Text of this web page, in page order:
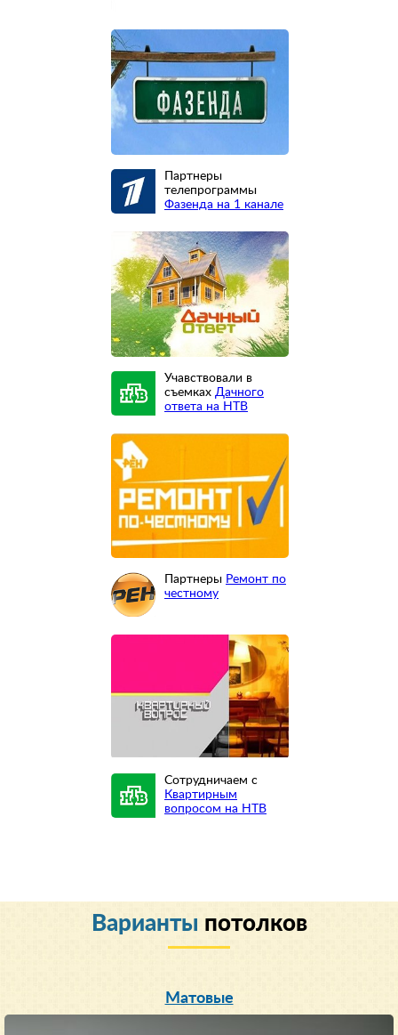
Партнеры
телепрограммы
Фазенда на 1 канале
Учавствовали в
съемках Дачного
ответа на НТВ
Партнеры Ремонт по
честному
Сотрудничаем с
Квартирным
вопросом на НТВ
Варианты потолков
Матовые